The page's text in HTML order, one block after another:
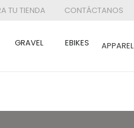
TU TIENDA CONTÁCTANOS
GRAVEL EBIKES APPAREL